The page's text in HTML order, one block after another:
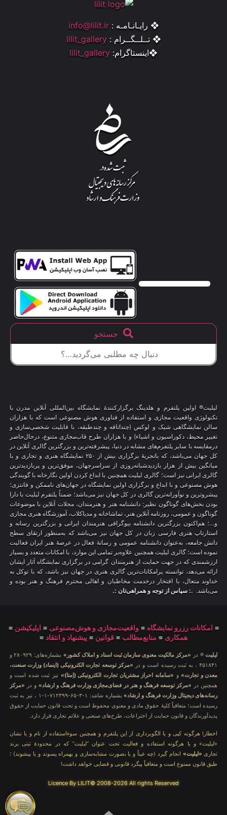
❖ رایـانـامـه : info@lilit.ir
❖ تــلــگــرام : lilit_gallery
❖اینستاگرام: lilit_gallery
جستجو
لیلیت® اولین پلتفرم و هلدینگ برگزارکنندهٔ نمایشگاه بین‌المللی آنلاین مدرن با
تکنولوژی واقعیت مجازی و استفاده از فناوری هوش مصنوعی است که با هزاران
سالن نمایشگاهی شیک و لوکس (چنداتاقه و چندطبقه، با قابلیت شخصی‌سازی و
تغییر محیط، دکوراسیون و اشیاء) و با هزاران طرح قاب‌مجازی متنوع، درحال‌حاضر
درمقایسه با سایر پلتفرم‌های مشابه در دنیا، پیشرفته‌ترین و بزرگترین گالری آنلاین در
کل جهان می‌باشد، که باتجربهٔ برگزاری بیش از ۲۵۰ نمایشگاه هنری و تجاری و با
میانگین بیش از هزار بازدیدشبانه‌روزی از سراسرجهان، موفق‌ترین و پربازدیدترین
گالری ایرانی نیز است؛ گالری لیلیت همچنین با ابداع کردن اولین نگارخانه با گویندگی
هوش مصنوعی و با ابداع و برگزاری اولین نمایشگاه در جهان‌های ناممکن و فانتزی؛
پیشروترین و نوآورانه‌ترین گالری در کل جهان نیز می‌باشد؛ ضمناً پلتفرم لیلیت با دارا
بودن بخش‌های گوناگون نظیر: دانشنامه هنر و هنرمندان، مجلات آنلاین با موضوعات
گوناگون و عمومی، روزنامه آنلاین هنر، تماشاخانه و مدیاکلاب، آموزشگاه هنری مجازی
و…؛ هم‌اکنون بزرگترین دانشنامه بیوگرافی هنرمندان ایرانی و بزرگترین رسانه و
استارتاپ هنری فارسی زبان در کل جهان نیز می‌باشد که به‌منظور ارتقای سطح
دانش جامعه، به‌عنوان دانشنامه عمومی و رسانهٔ فعال در عرصهٔ هنر ایران فعالیت
نموده است؛ گالری لیلیت همچنین علاوه‌بر تمامی این موارد، با امکانات متعدد و بسیار
ارزشمندی که در جهت حمایت از هنرمندان گرامی در برگزاری نمایشگاه آثار ایشان
ارائه می‌دهد، توانسته پرامکانات‌ترین گالری هنری در جهان نیز باشد، که با توکل به
خداوند متعال، با افتخار درخدمت مخاطبان و اهالی محترم فرهنگ و هنر بوده و
می‌باشد. .: سپاس از توجه و همراهی‌تان :.
≡ امکانات رزرو نمایشگاه ≡واقعیت‌مجازی و هوش‌مصنوعی ≡ اپلیکیشن ≡
همکاری ≡ منابع‌مطالب ≡ قوانین ≡ پیشنهاد و انتقاد ≡
لیلیت® در «مرکز مالکیت معنوی سازمان ثبت اسناد و املاک کشور»
بشماره‌های: ۲۸۰۹۲۹ و
۴۵۱۸۴۱ ، به ثبت رسیده است و در
«مرکز توسعه تجارت الکترونیکی (اینماد) وزارت صنعت،
معدن و تجارت»و «سامانه احراز مشتریان تجارت الکترونیکی (اِمتا)» نیز ثبت شده است و
همچنین در «مرکز توسعه فرهنگ و هنر در فضای‌مجازی وزارت فرهنگ و ارشاد» و در «مرکز
رسانه‌های دیجیتال وزارت فرهنگ و ارشاد»
بشماره شامَد: ۱-۳-۶۵-۷۱۲۳۹۹-۱-۱ ، نیز به ثبت
رسیده است؛ متعاقباً کلیهٔ حقوق مادی و معنوی محفوظ است و تحت قانون حمایت از حقوق
پدیدآورندگان و قانون حمایت از اختراعات، طرح‌های صنعتی و علائم تجاری قرار دارد.
اخطار! هرگونه کپی و یا الگوبرداری از این پلتفرم و همچنین سوءاستفاده از نام و یا نشان
«لیلیت» و یا هرگونه استفاده و فعالیت تحت عنوان “لیلیت” که در محدودهٔ ثبتی برند
تجاری «لیلیت» انجام گیرد (چه عیناً و یا بصورت مشابه‌سازی و بهمراه پسوند و یا پیشوند) ؛
طبق قانون ممنوع است و متعاقباً پیگرد قانونی و قضایی خواهد داشت!
Licence By LILIT© 2008-2026 All rights Reserved